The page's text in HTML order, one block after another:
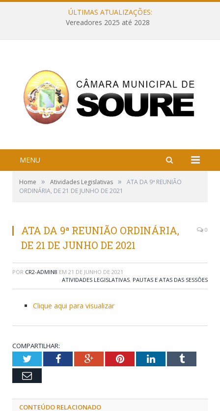
ÚLTIMAS ATUALIZAÇÕES:
Vereadores 2025 até 2028
MENU
Home » Atividades Legislativas »
ATA DA 9ª REUNIÃO
ORDINÁRIA, DE 21 DE JUNHO DE 2021
ATA DA 9ª REUNIÃO ORDINÁRIA,
DE 21 DE JUNHO DE 2021
0
POR CR2-ADMIN8 EM 21 DE JUNHO DE 2021
ATIVIDADES LEGISLATIVAS, PAUTAS E ATAS DAS SESSÕES
Clique aqui para visualizar
COMPARTILHAR:
TwitterFacebookGoogle+PinterestLinkedInTumblr
Email
CONTEÚDO RELACIONADO